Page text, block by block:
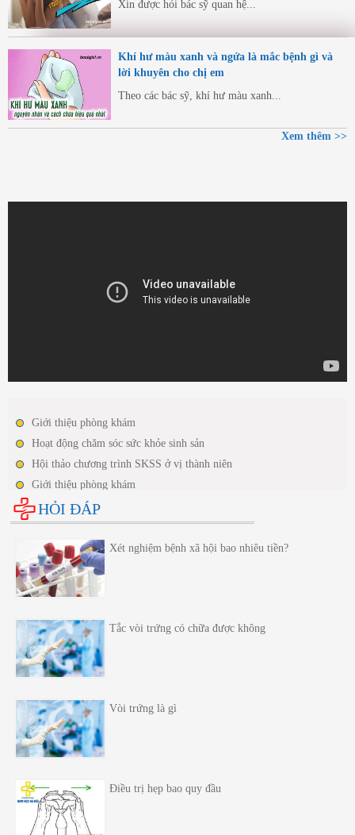
Xin được hỏi bác sỹ quan hệ...
Khí hư màu xanh và ngứa là mắc bệnh gì và
lời khuyên cho chị em
Theo các bác sỹ, khí hư màu xanh...
Xem thêm >>
Giới thiệu phòng khám
Hoạt động chăm sóc sức khỏe sinh sản
Hội thảo chương trình SKSS ở vị thành niên
Giới thiệu phòng khám
Hoạt động chăm sóc sức khỏe sinh sản
Hội thảo chương trình SKSS ở vị thành niên
HỎI ĐÁP
Xét nghiệm bệnh xã hội bao nhiêu tiền?
Tắc vòi trứng có chữa được không
Vòi trứng là gì
Điều trị hẹp bao quy đầu